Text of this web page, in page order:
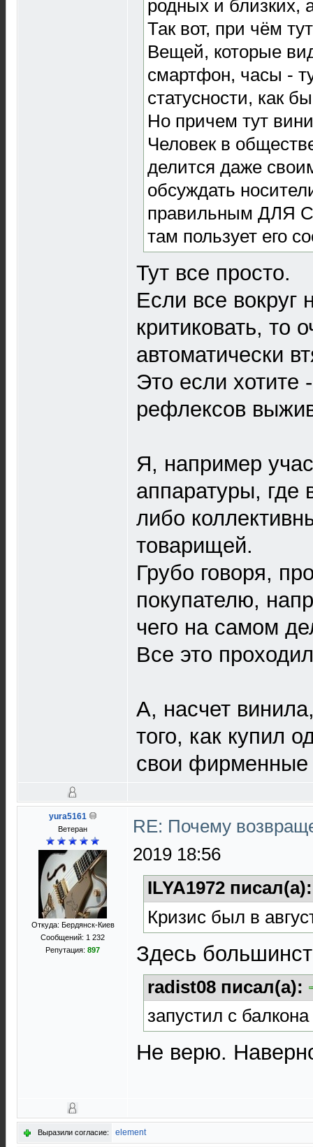
родных и близких,
Так вот, при чём
Вещей, которые
смартфон, часы -
статусности, как
Но причем тут
Человек в
делится даже
обсуждать
правильным ДЛЯ
там пользует его
Тут все просто.
Если все вокруг
критиковать, то
автоматически
Это если хотите
рефлексов
Я, например
аппаратуры, где
либо
товарищей.
Грубо говоря,
покупателю,
чего на самом
Все это
А, насчет
того, как купил
свои фирменные
yura5161
Ветеран
Откуда: Бердянск-Киев
Сообщений: 1 232
Репутация: 897
RE: Почему
2019 18:56
ILYA1972
Кризис был в
Здесь
radist08 писал(а):
запустил с
Не верю.
Выразили согласие: element